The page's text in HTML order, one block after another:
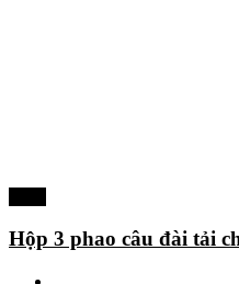
Hộp 3 phao câu đài tải